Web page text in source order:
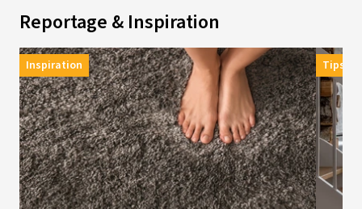
Reportage & Inspiration
Inspiration Tips &